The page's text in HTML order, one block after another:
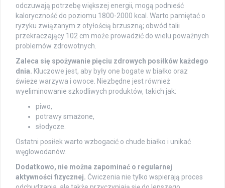
odczuwają potrzebę większej energii, mogą podnieść
kaloryczność do poziomu 1800-2000 kcal. Warto pamiętać o
ryzyku związanym z otyłością brzuszną; obwód talii
przekraczający 102 cm może prowadzić do wielu poważnych
problemów zdrowotnych.
Zaleca się spożywanie pięciu zdrowych posiłków każdego
dnia. Kluczowe jest, aby były one bogate w białko oraz
świeże warzywa i owoce. Niezbędne jest również
wyeliminowanie szkodliwych produktów, takich jak:
piwo,
potrawy smażone,
słodycze.
Ostatni posiłek warto wzbogacić o chude białko i unikać
węglowodanów.
Dodatkowo, nie można zapominać o regularnej
aktywności fizycznej. Ćwiczenia nie tylko wspierają proces